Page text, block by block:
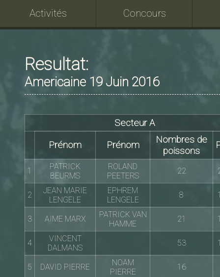
Activités Concours
Resultat:
Americaine 19 Juin 2016
Secteur A
Prénom
Prénom
Nombres de
poissons
1
PATRICK
BEURMS
ROLAND
PEETERS
22
2
JEAN MARIE
LENGELE
EPHREM
LENGELE
8
3 AIME MARX
PATRICK VAN
HAMME
21
4
VINCENT
DALMANS
53
5 DAVID PIERRE
NOAM
PIERRE
16